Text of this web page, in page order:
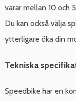
varar mellan 10 och
Du kan också välja
ytterligare öka din
Tekniska
Speedbike har en